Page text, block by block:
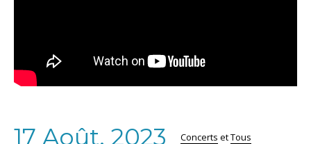
17 Août, 2023 Concerts etTous